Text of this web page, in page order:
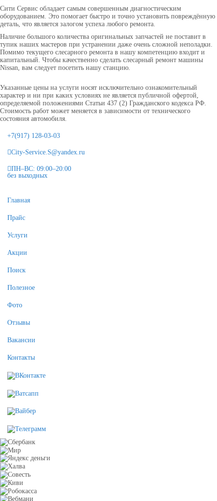
Сити Сервис обладает самым совершенным диагностическим
оборудованием. Это помогает быстро и точно установить повреждённую
деталь, что является залогом успеха любого ремонта.
Наличие большого количества оригинальных запчастей не поставит в
тупик наших мастеров при устранении даже очень сложной неполадки.
Помимо текущего слесарного ремонта в нашу компетенцию входит и
капитальный. Чтобы качественно сделать слесарный ремонт машины
Nissan, вам следует посетить нашу станцию.
Указанные цены на услуги носят исключительно ознакомительный
характер и ни при каких условиях не является публичной офертой,
определяемой положениями Статьи 437 (2) Гражданского кодекса РФ.
Стоимость работ может меняется в зависимости от технического
состояния автомобиля.
+7(917) 128-03-03
City-Service.S@yandex.ru
ПН–ВС: 09:00–20:00
без выходных
Главная
Прайс
Услуги
Акции
Поиск
Полезное
Фото
Отзывы
Вакансии
Контакты